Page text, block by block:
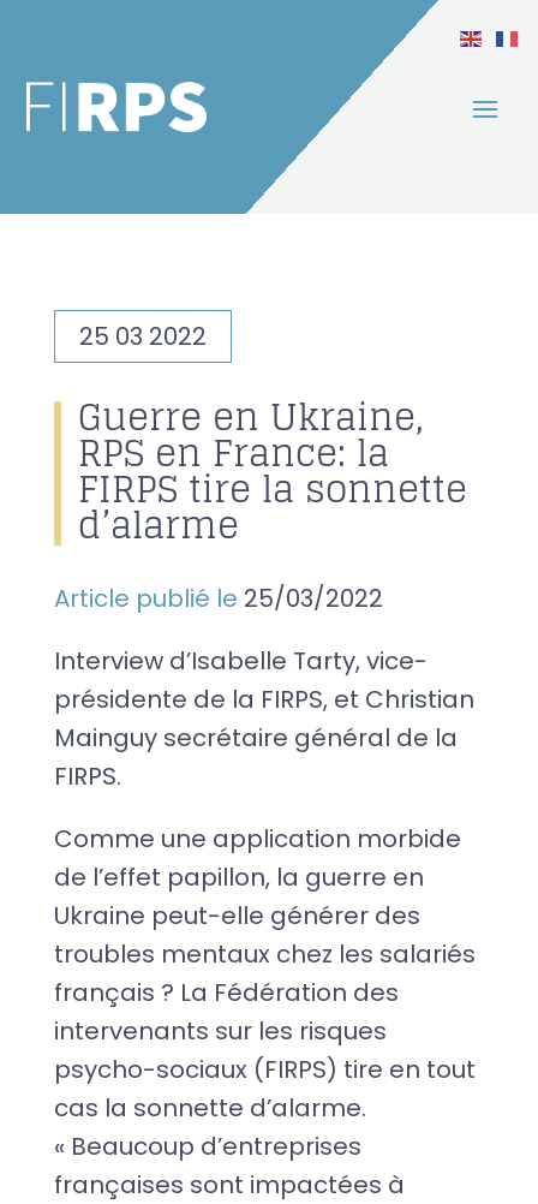
25 03 2022
Guerre en Ukraine,
RPS en France: la
FIRPS tire la sonnette
d’alarme
Article publié le 25/03/2022
Interview d’Isabelle Tarty, vice-
présidente de la FIRPS, et Christian
Mainguy secrétaire général de la
FIRPS.
Comme une application morbide
de l’effet papillon, la guerre en
Ukraine peut-elle générer des
troubles mentaux chez les salariés
français ? La Fédération des
intervenants sur les risques
psycho-sociaux (FIRPS) tire en tout
cas la sonnette d’alarme.
« Beaucoup d’entreprises
françaises sont impactées à